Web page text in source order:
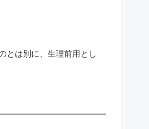
とは別に、生理前用とし